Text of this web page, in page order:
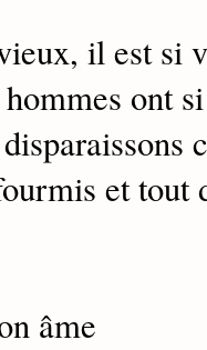
il est si
ont
et tout
âme